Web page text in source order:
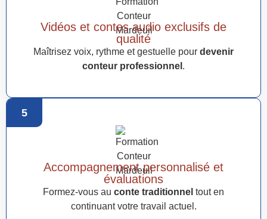
Vidéos et contes audio exclusifs de
qualité
Maîtrisez voix, rythme et gestuelle pour devenir
conteur professionnel .
5
Accompagnement personnalisé et
évaluations
Formez-vous au conte traditionnel tout en
continuant votre travail actuel.